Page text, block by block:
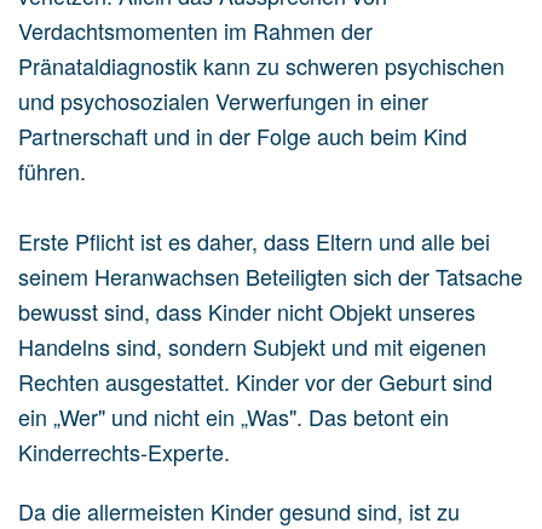
Verdachtsmomenten im Rahmen der
Pränataldiagnostik kann zu schweren psychischen
und psychosozialen Verwerfungen in einer
Partnerschaft und in der Folge auch beim Kind
führen.
Erste Pflicht ist es daher, dass Eltern und alle bei
seinem Heranwachsen Beteiligten sich der Tatsache
bewusst sind, dass Kinder nicht Objekt unseres
Handelns sind, sondern Subjekt und mit eigenen
Rechten ausgestattet. Kinder vor der Geburt sind
ein „Wer" und nicht ein „Was". Das betont ein
Kinderrechts-Experte.
Da die allermeisten Kinder gesund sind, ist zu